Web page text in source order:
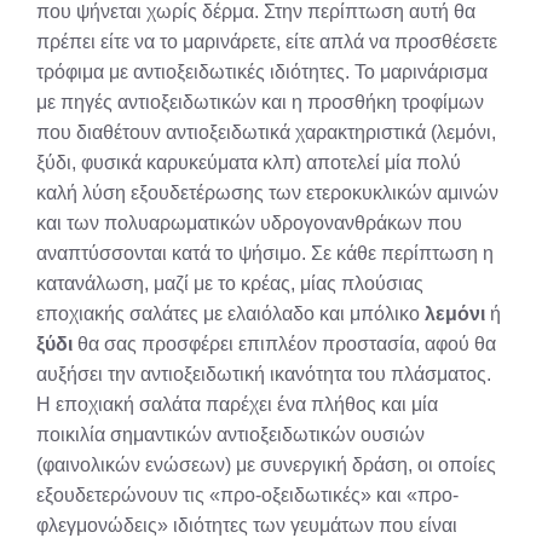
που ψήνεται χωρίς δέρμα. Στην περίπτωση αυτή θα
πρέπει είτε να το μαρινάρετε, είτε απλά να προσθέσετε
τρόφιμα με αντιοξειδωτικές ιδιότητες. Το μαρινάρισμα
με πηγές αντιοξειδωτικών και η προσθήκη τροφίμων
που διαθέτουν αντιοξειδωτικά χαρακτηριστικά (λεμόνι,
ξύδι, φυσικά καρυκεύματα κλπ) αποτελεί μία πολύ
καλή λύση εξουδετέρωσης των ετεροκυκλικών αμινών
και των πολυαρωματικών υδρογονανθράκων που
αναπτύσσονται κατά το ψήσιμο. Σε κάθε περίπτωση η
κατανάλωση, μαζί με το κρέας, μίας πλούσιας
εποχιακής σαλάτες με ελαιόλαδο και μπόλικο λεμόνι ή
ξύδι θα σας προσφέρει επιπλέον προστασία, αφού θα
αυξήσει την αντιοξειδωτική ικανότητα του πλάσματος.
Η εποχιακή σαλάτα παρέχει ένα πλήθος και μία
ποικιλία σημαντικών αντιοξειδωτικών ουσιών
(φαινολικών ενώσεων) με συνεργική δράση, οι οποίες
εξουδετερώνουν τις «προ-οξειδωτικές» και «προ-
φλεγμονώδεις» ιδιότητες των γευμάτων που είναι